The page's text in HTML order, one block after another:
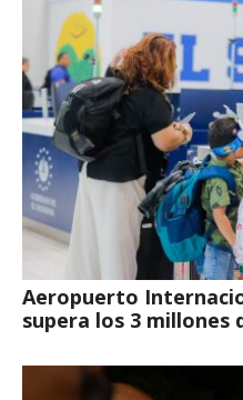
Aeropuerto
supera los 3 millones